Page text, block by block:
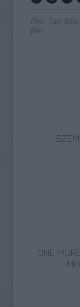
Film Tarr Béla
film
ONE